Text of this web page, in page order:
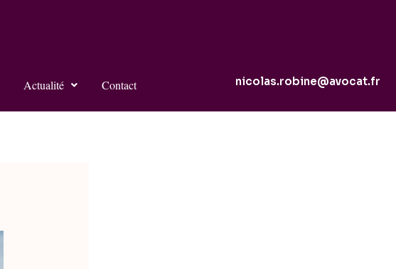
Actualité Contact nicolas.robine@avocat.fr